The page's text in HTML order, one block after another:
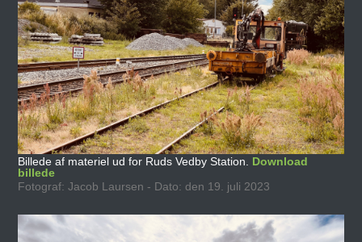
Billede af materiel ud for Ruds Vedby Station. Download
billede
Fotograf: Jacob Laursen - Dato: den 19. juli 2023